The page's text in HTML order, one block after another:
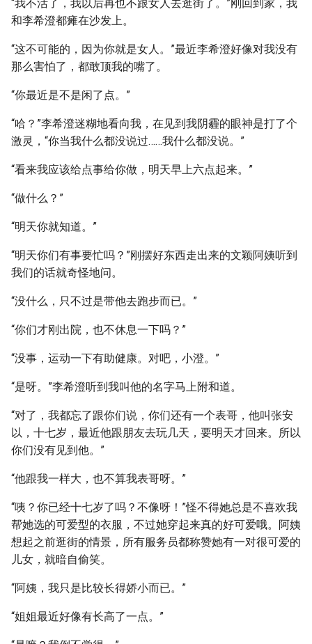
“我不活了，我以后再也不跟女人去逛街了。”刚回到家，我
和李希澄都瘫在沙发上。
“这不可能的，因为你就是女人。”最近李希澄好像对我没有
那么害怕了，都敢顶我的嘴了。
“你最近是不是闲了点。”
“哈？”李希澄迷糊地看向我，在见到我阴霾的眼神是打了个
激灵，“你当我什么都没说过……我什么都没说。”
“看来我应该给点事给你做，明天早上六点起来。”
“做什么？”
“明天你就知道。”
“明天你们有事要忙吗？”刚摆好东西走出来的文颖阿姨听到
我们的话就奇怪地问。
“没什么，只不过是带他去跑步而已。”
“你们才刚出院，也不休息一下吗？”
“没事，运动一下有助健康。对吧，小澄。”
“是呀。”李希澄听到我叫他的名字马上附和道。
“对了，我都忘了跟你们说，你们还有一个表哥，他叫张安
以，十七岁，最近他跟朋友去玩几天，要明天才回来。所以
你们没有见到他。”
“他跟我一样大，也不算我表哥呀。”
“咦？你已经十七岁了吗？不像呀！”怪不得她总是不喜欢我
帮她选的可爱型的衣服，不过她穿起来真的好可爱哦。阿姨
想起之前逛街的情景，所有服务员都称赞她有一对很可爱的
儿女，就暗自偷笑。
“阿姨，我只是比较长得娇小而已。”
“姐姐最近好像有长高了一点。”